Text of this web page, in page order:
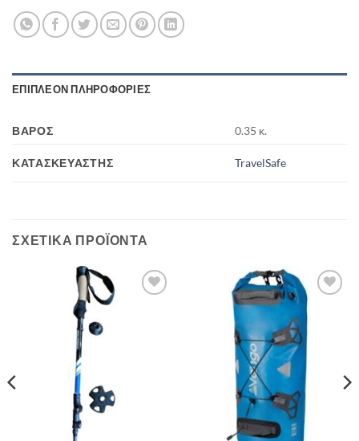
ΕΠΙΠΛΈΟΝ ΠΛΗΡΟΦΟΡΊΕΣ
ΒΆΡΟΣ 0.35 κ.
ΚΑΤΑΣΚΕΥΑΣΤΉΣ TravelSafe
ΣΧΕΤΙΚΆ ΠΡΟΪΌΝΤΑ